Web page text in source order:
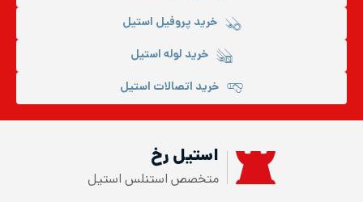
خرید پروفیل استیل
خرید لوله استیل
خرید اتصالات استیل
استیل رخ
متخصص استنلس استیل